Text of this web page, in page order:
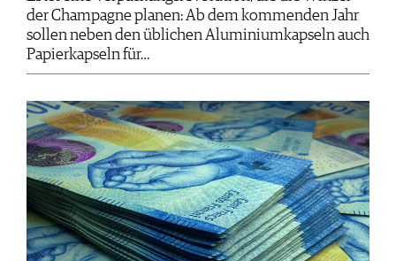
der Champagne planen: Ab dem kommenden Jahr
sollen neben den üblichen Aluminiumkapseln auch
Papierkapseln für…